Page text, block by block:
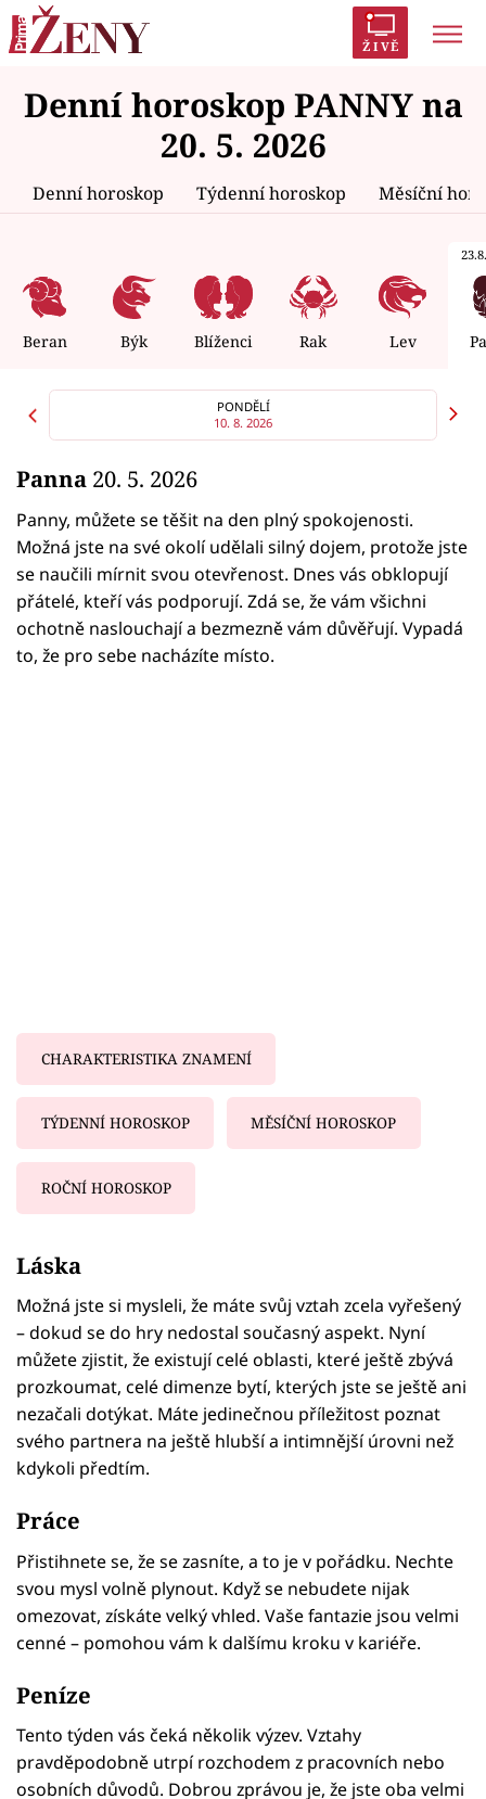
ŽIVĚ
Trendy: Polabí Inspekce Prostřeno!
AYTO?
Zrádci Proměny
Témata
Celebrity
Seriály
Horoskopy
Sledujte prima+
Filmový festival Karlovy Vary
Pořady
Denní horoskop PANNY na
20. 5. 2026
Denní horoskop Týdenní horoskop Měsíční
Beran Býk Blíženci Rak Lev
PONDĚLÍ
10. 8. 2026
Panna 20. 5. 2026
Panny, můžete se těšit na den plný spokojenosti.
Možná jste na své okolí udělali silný dojem, protože jste
se naučili mírnit svou otevřenost. Dnes vás obklopují
přátelé, kteří vás podporují. Zdá se, že vám všichni
ochotně naslouchají a bezmezně vám důvěřují. Vypadá
to, že pro sebe nacházíte místo.
CHARAKTERISTIKA ZNAMENÍ
TÝDENNÍ HOROSKOP MĚSÍČNÍ HOROSKOP
ROČNÍ HOROSKOP
Láska
Možná jste si mysleli, že máte svůj vztah zcela vyřešený
– dokud se do hry nedostal současný aspekt. Nyní
můžete zjistit, že existují celé oblasti, které ještě zbývá
prozkoumat, celé dimenze bytí, kterých jste se ještě ani
nezačali dotýkat. Máte jedinečnou příležitost poznat
svého partnera na ještě hlubší a intimnější úrovni než
kdykoli předtím.
Práce
Přistihnete se, že se zasníte, a to je v pořádku. Nechte
svou mysl volně plynout. Když se nebudete nijak
omezovat, získáte velký vhled. Vaše fantazie jsou velmi
cenné – pomohou vám k dalšímu kroku v kariéře.
Peníze
Tento týden vás čeká několik výzev. Vztahy
pravděpodobně utrpí rozchodem z pracovních nebo
osobních důvodů. Dobrou zprávou je, že jste oba velmi